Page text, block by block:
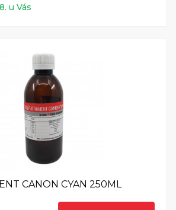
u Vás
CANON CYAN 250ML